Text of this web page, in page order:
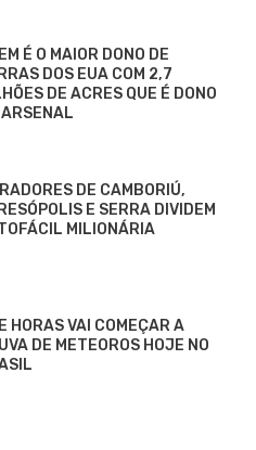
É O MAIOR DONO DE
DOS EUA COM 2,7
DE ACRES QUE É DONO
ARSENAL
DE CAMBORIÚ,
E SERRA DIVIDEM
MILIONÁRIA
HORAS VAI COMEÇAR A
DE METEOROS HOJE NO